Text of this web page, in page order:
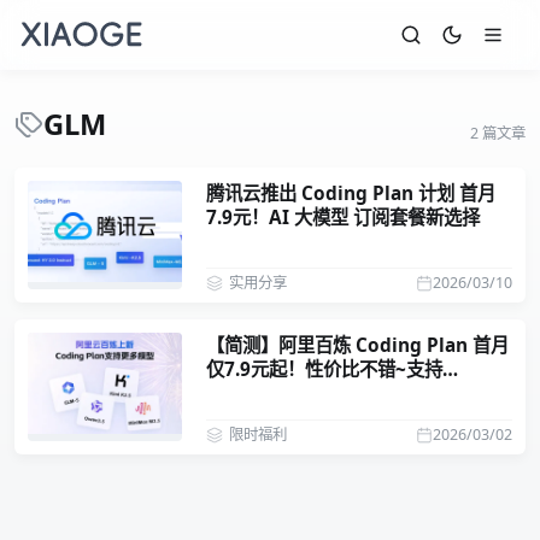
GLM 2 篇文章
腾讯云推出 Coding Plan 计划 首月
7.9元！AI 大模型 订阅套餐新选择
2026/03/10
实用分享
【简测】阿里百炼 Coding Plan 首月
仅7.9元起！性价比不错~支持
2026/03/02
限时福利